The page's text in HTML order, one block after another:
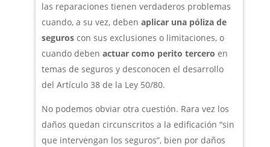
las reparaciones tienen verdaderos problemas
cuando, a su vez, deben aplicar una póliza de
seguroscon sus exclusiones o limitaciones, o
cuando deben actuar como perito tercero en
temas de seguros y desconocen el desarrollo
del Artículo 38 de la Ley 50/80.
No podemos obviar otra cuestión. Rara vez los
daños quedan circunscritos a la edificación “sin
que intervengan los seguros”, bien por daños